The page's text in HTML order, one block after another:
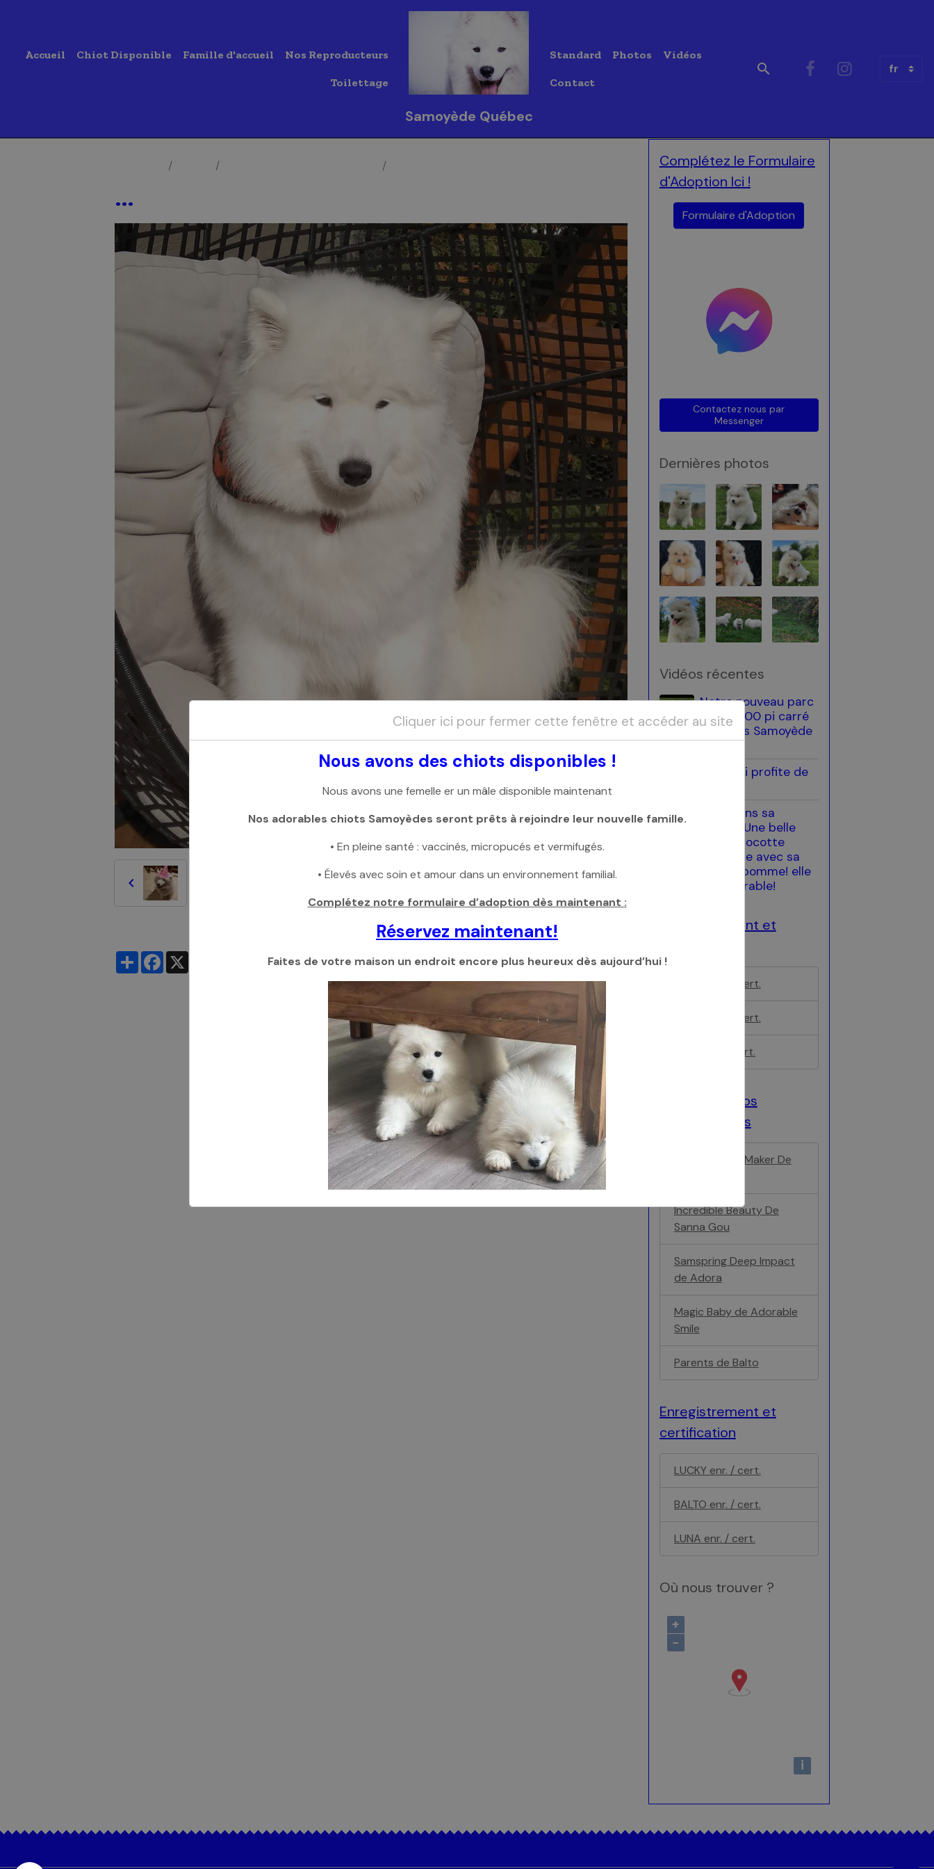
Accueil Chiot Disponible Famille d'accueil Nos Reproducteurs
Toilettage
Samoyède Québec
Standard Photos Vidéos
Contact
...
Retour
PartagerFacebook
Complétez le Formulaire
d'Adoption Ici !
Formulaire d'Adoption
Contactez nous par
Messenger
Dernières photos
Vidéos récentes
Notre nouveau parc
de 40,000 pi carré
pour nos Samoyède
!
Luna qui profite de
Luna dans sa
famille! Une belle
petite cocotte
heureuse avec sa
grosse pomme! elle
est adorable!
Enregistrement et
LUCKY enr. / cert.
BALTO enr. / cert.
LUNA enr. / cert.
Ancêtre de nos
reproducteurs
I'm A Mischief Maker De
Incredible Beauty De
Sanna Gou
Samspring Deep Impact
de Adora
Magic Baby de Adorable
Smile
Parents de Balto
Enregistrement et
certification
LUCKY enr. / cert.
BALTO enr. / cert.
LUNA enr. / cert.
Où nous trouver ?
+
−
i
Cliquer ici pour fermer cette fenêtre et accéder au site
Nous avons des chiots disponibles !
Nous avons une femelle er un mâle disponible maintenant
Nos adorables chiots Samoyèdes seront prêts à rejoindre leur nouvelle famille.
• En pleine santé : vaccinés, micropucés et vermifugés.
• Élevés avec soin et amour dans un environnement familial.
Complétez notre formulaire d’adoption dès maintenant :
Réservez maintenant!
Faites de votre maison un endroit encore plus heureux dès aujourd’hui !